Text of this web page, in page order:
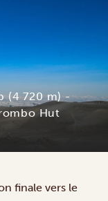
(4 720 m) -
Hut
finale vers le